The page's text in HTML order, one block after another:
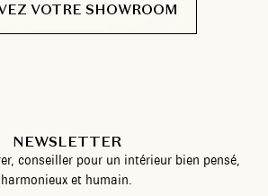
VOTRE SHOWROOM
NEWSLETTER
conseiller pour un intérieur bien pensé,
harmonieux et humain.